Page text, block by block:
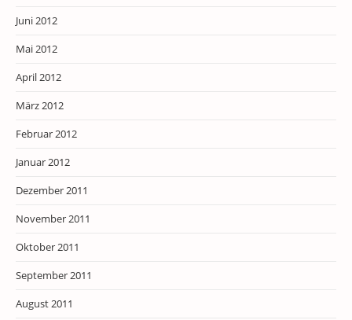
Juni 2012
Mai 2012
April 2012
März 2012
Februar 2012
Januar 2012
Dezember 2011
November 2011
Oktober 2011
September 2011
August 2011